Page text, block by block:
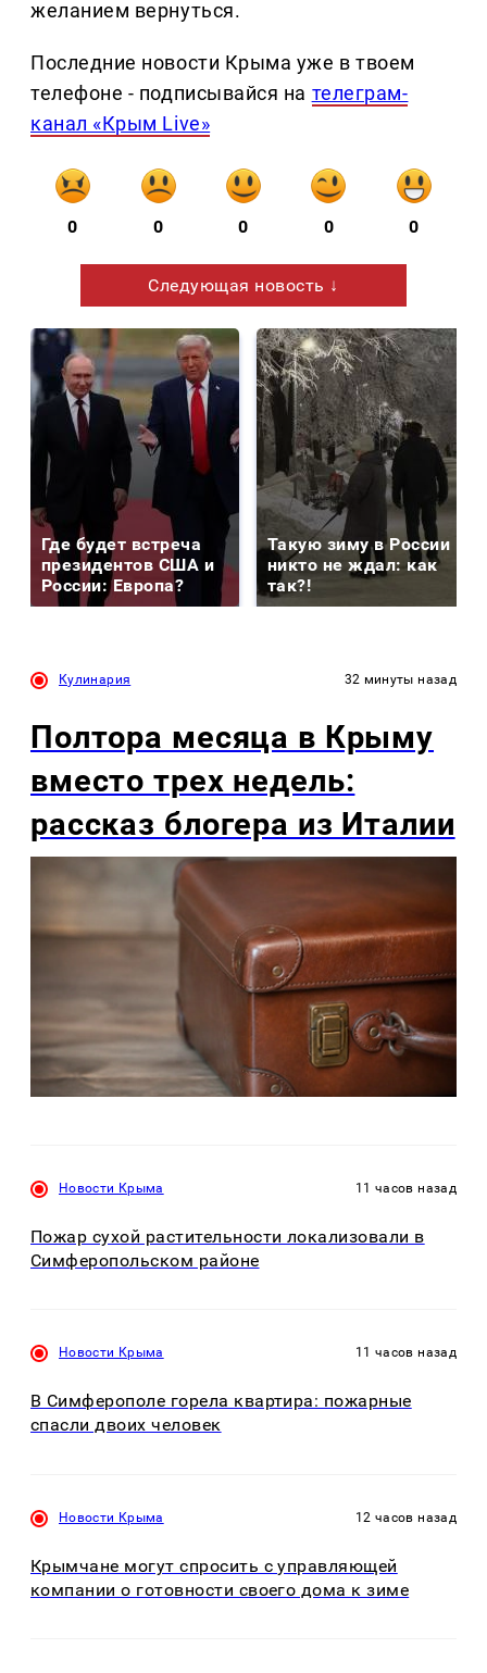
желанием вернуться.
Последние новости Крыма уже в твоем
телефоне - подписывайся на телеграм-
канал «Крым Live»
0 0 0 0 0
Следующая новость ↓
Где будет встреча
президентов США и
России: Европа?
Такую зиму в России
никто не ждал: как
так?!
Кулинария 32 минуты назад
Полтора месяца в Крыму
вместо трех недель:
рассказ блогера из Италии
Новости Крыма 11 часов назад
Пожар сухой растительности локализовали в
Симферопольском районе
Новости Крыма 11 часов назад
В Симферополе горела квартира: пожарные
спасли двоих человек
Новости Крыма 12 часов назад
Крымчане могут спросить с управляющей
компании о готовности своего дома к зиме